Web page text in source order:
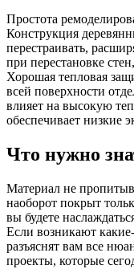
Простота
Конструкция
перестраивать,
при перестановке
Хорошая тепловая
всей поверхности
влияет на высокую
обеспечивает низкие
Что нужно
Материал не
наоборот покрыт
вы будете
Если возникают
разъяснят вам все
проекты, которые